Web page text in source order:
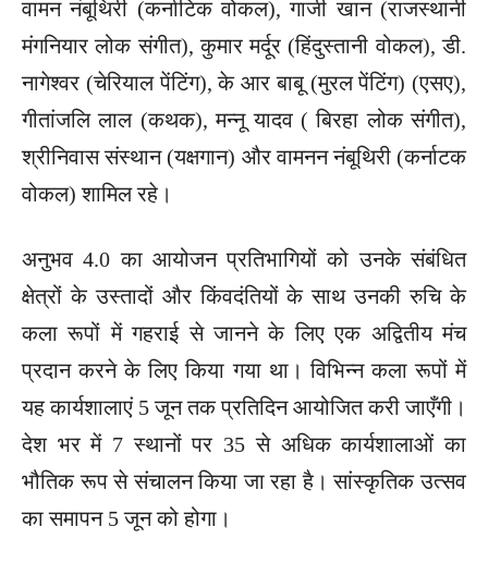
वामन नंबूथिरी (कर्नाटिक वोकल), गाजी खान (राजस्थानी
मंगनियार लोक संगीत), कुमार मर्दूर (हिंदुस्तानी वोकल), डी.
नागेश्वर (चेरियाल पेंटिंग), के आर बाबू (मुरल पेंटिंग) (एसए),
गीतांजलि लाल (कथक), मन्नू यादव ( बिरहा लोक संगीत),
श्रीनिवास संस्थान (यक्षगान) और वामनन नंबूथिरी (कर्नाटक
वोकल) शामिल रहे।
अनुभव 4.0 का आयोजन प्रतिभागियों को उनके संबंधित
क्षेत्रों के उस्तादों और किंवदंतियों के साथ उनकी रुचि के
कला रूपों में गहराई से जानने के लिए एक अद्वितीय मंच
प्रदान करने के लिए किया गया था। विभिन्न कला रूपों में
यह कार्यशालाएं 5 जून तक प्रतिदिन आयोजित करी जाएँगी।
देश भर में 7 स्थानों पर 35 से अधिक कार्यशालाओं का
भौतिक रूप से संचालन किया जा रहा है। सांस्कृतिक उत्सव
का समापन 5 जून को होगा।